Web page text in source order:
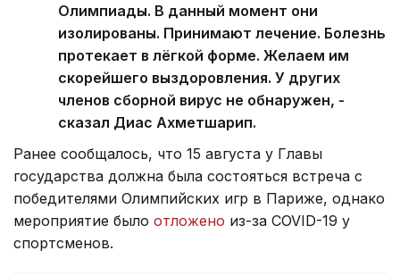
Олимпиады. В данный момент они
изолированы. Принимают лечение. Болезнь
протекает в лёгкой форме. Желаем им
скорейшего выздоровления. У других
членов сборной вирус не обнаружен, -
сказал Диас Ахметшарип.
Ранее сообщалось, что 15 августа у Главы
государства должна была состояться встреча с
победителями Олимпийских игр в Париже, однако
мероприятие было отложено из-за COVID-19 у
спортсменов.